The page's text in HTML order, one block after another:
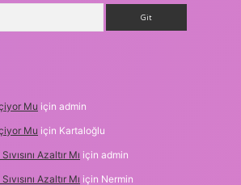
Mu için admin
Mu için Kartaloğlu
Azaltır Mı için admin
Azaltır Mı için Nermin